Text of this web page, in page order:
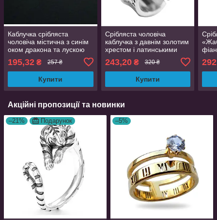
Каблучка срібляста
чоловіча містична з синім
оком дракона та лускою
AurumLux017
195,32 ₴ 257 ₴
Купити
Срібляста чоловіча
каблучка з давнім золотим
хрестом і латинськими
написами регульований
розмір AurumLux5269
243,20₴ 320 ₴
Купити
Акційні пропозиції та новинки
–21% Подарунок –5%